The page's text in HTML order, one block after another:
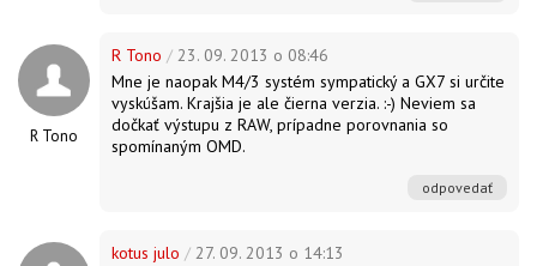
R Tono
R Tono / 23. 09. 2013 o 08:46
Mne je naopak M4/3 systém sympatický a GX7 si určite
vyskúšam. Krajšia je ale čierna verzia. :-) Neviem sa
dočkať výstupu z RAW, prípadne porovnania so
spomínaným OMD.
odpovedať
kotus julo / 27. 09. 2013 o 14:13